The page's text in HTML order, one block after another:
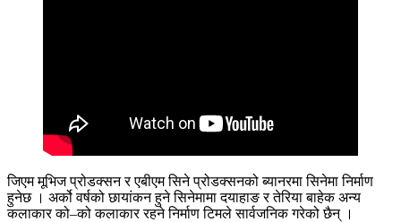
जिएम मूभिज प्रोडक्सन र एबीएम सिने प्रोडक्सनको ब्यानरमा सिनेमा निर्माण
हुनेछ । अर्को वर्षको छायांकन हुने सिनेमामा दयाहाङ र तेरिया बाहेक अन्य
कलाकार को–को कलाकार रहने निर्माण टिमले सार्वजनिक गरेको छैन् ।